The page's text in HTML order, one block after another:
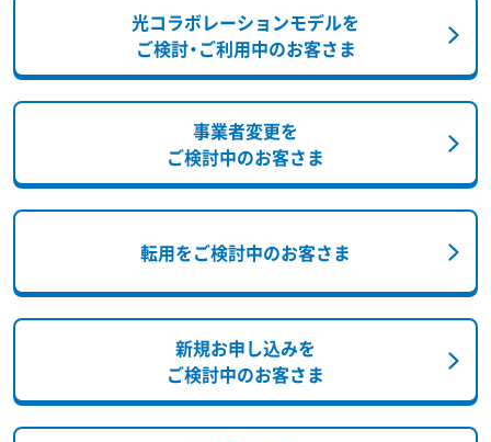
光コラボレーションモデルを
ご検討・ご利用中のお客さま
事業者変更を
ご検討中のお客さま
転用をご検討中のお客さま
新規お申し込みを
ご検討中のお客さま